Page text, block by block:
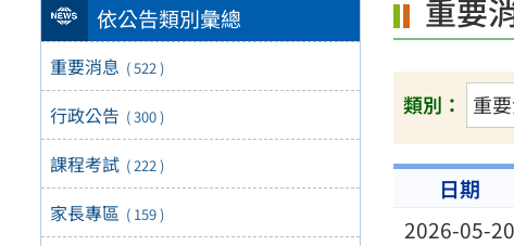
依公告類別彙總
重要消息 ( 522 )
行政公告 ( 300 )
課程考試 ( 222 )
家長專區 ( 159 )
重要
類別：
日期
2026-05-20